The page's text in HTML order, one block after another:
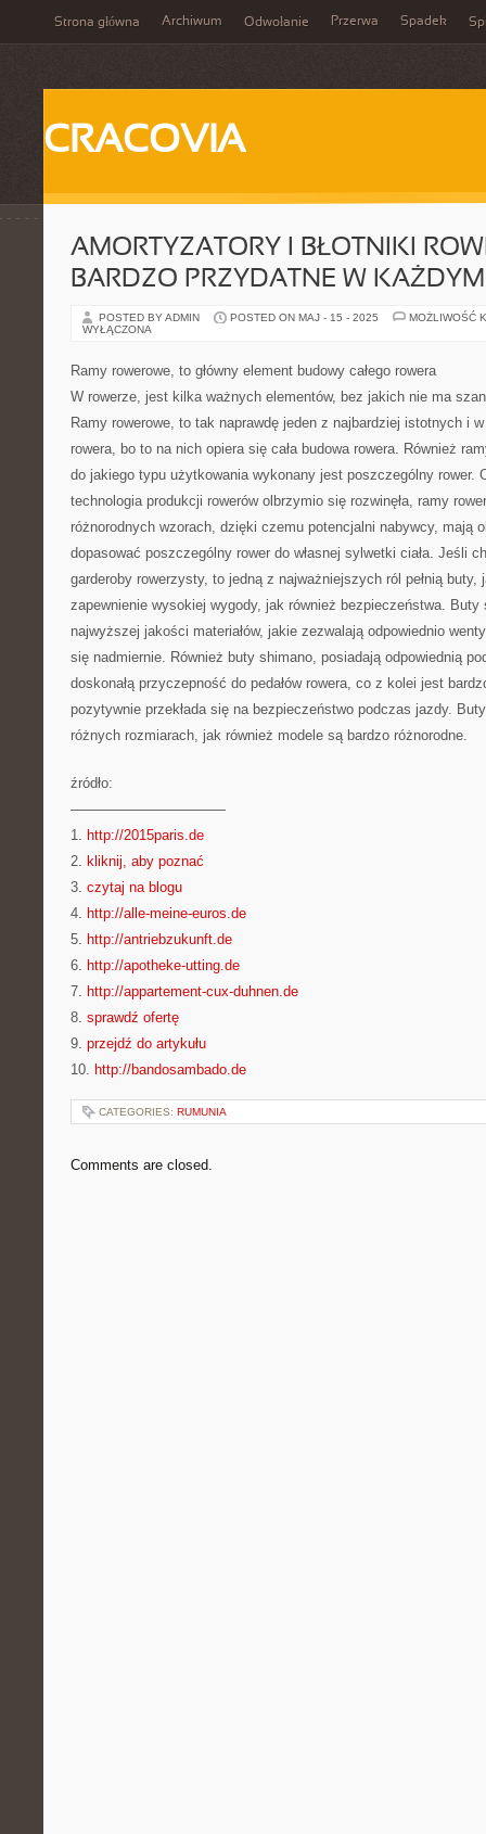
Strona główna Archiwum Odwołanie Przerwa Spadek
CRACOVIA
AMORTYZATORY I BŁOTNIKI
BARDZO PRZYDATNE W
POSTED BY ADMIN POSTED ON MAJ - 15 - 2025
MOŻLIWOŚĆ
WYŁĄCZONA
Ramy rowerowe, to główny element budowy całego rowera
W rowerze, jest kilka ważnych elementów, bez jakich nie ma
Ramy rowerowe, to tak naprawdę jeden z najbardziej istotnych i
rowera, bo to na nich opiera się cała budowa rowera. Również
do jakiego typu użytkowania wykonany jest poszczególny rower.
technologia produkcji rowerów olbrzymio się rozwinęła, ramy
różnorodnych wzorach, dzięki czemu potencjalni nabywcy, mają
dopasować poszczególny rower do własnej sylwetki ciała. Jeśli
garderoby rowerzysty, to jedną z najważniejszych ról pełnią buty,
zapewnienie wysokiej wygody, jak również bezpieczeństwa. Buty
najwyższej jakości materiałów, jakie zezwalają odpowiednio
się nadmiernie. Również buty shimano, posiadają odpowiednią
doskonałą przyczepność do pedałów rowera, co z kolei jest
pozytywnie przekłada się na bezpieczeństwo podczas jazdy.
różnych rozmiarach, jak również modele są bardzo różnorodne.
źródło:
———————————
1. http://2015paris.de
2. kliknij, aby poznać
3. czytaj na blogu
4. http://alle-meine-euros.de
5. http://antriebzukunft.de
6. http://apotheke-utting.de
7. http://appartement-cux-duhnen.de
8. sprawdź ofertę
9. przejdź do artykułu
10. http://bandosambado.de
CATEGORIES: RUMUNIA
Comments are closed.